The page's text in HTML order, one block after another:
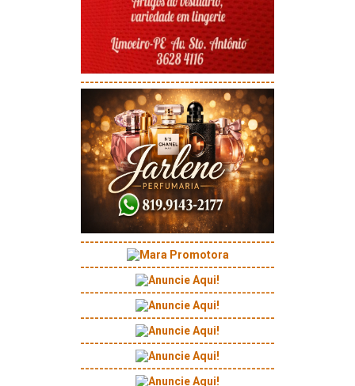
-----------------------------------------
-----------------------------------------
-----------------------------------------
-----------------------------------------
-----------------------------------------
-----------------------------------------
-----------------------------------------